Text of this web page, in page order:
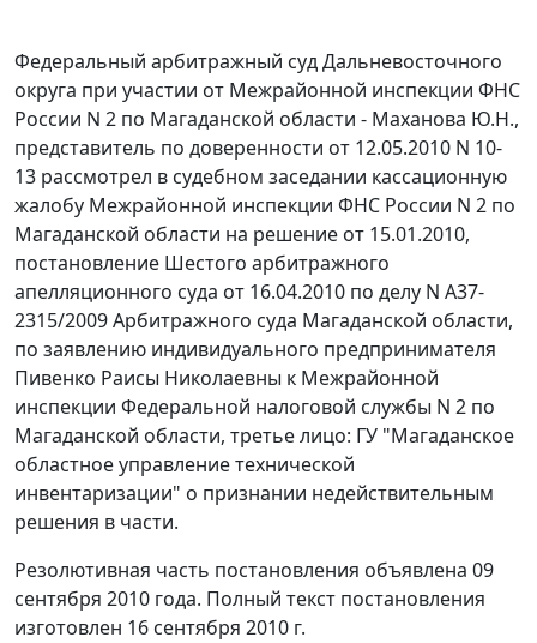
Федеральный арбитражный суд Дальневосточного
округа при участии от Межрайонной инспекции ФНС
России N 2 по Магаданской области - Маханова Ю.Н.,
представитель по доверенности от 12.05.2010 N 10-
13 рассмотрел в судебном заседании кассационную
жалобу Межрайонной инспекции ФНС России N 2 по
Магаданской области на решение от 15.01.2010,
постановление Шестого арбитражного
апелляционного суда от 16.04.2010 по делу N А37-
2315/2009 Арбитражного суда Магаданской области,
по заявлению индивидуального предпринимателя
Пивенко Раисы Николаевны к Межрайонной
инспекции Федеральной налоговой службы N 2 по
Магаданской области, третье лицо: ГУ "Магаданское
областное управление технической
инвентаризации" о признании недействительным
решения в части.
Резолютивная часть постановления объявлена 09
сентября 2010 года. Полный текст постановления
изготовлен 16 сентября 2010 г.